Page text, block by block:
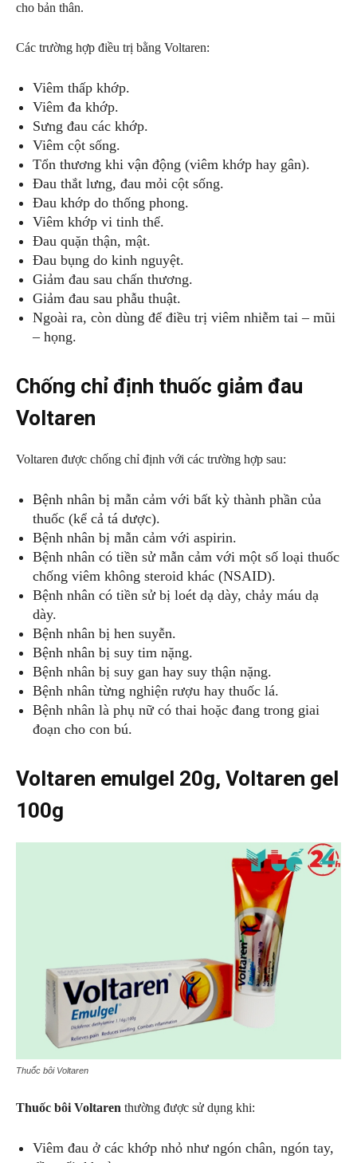
cho bản thân.
Các trường hợp điều trị bằng Voltaren:
Viêm thấp khớp.
Viêm đa khớp.
Sưng đau các khớp.
Viêm cột sống.
Tổn thương khi vận động (viêm khớp hay gân).
Đau thắt lưng, đau mỏi cột sống.
Đau khớp do thống phong.
Viêm khớp vi tinh thể.
Đau quặn thận, mật.
Đau bụng do kinh nguyệt.
Giảm đau sau chấn thương.
Giảm đau sau phẫu thuật.
Ngoài ra, còn dùng để điều trị viêm nhiễm tai – mũi
– họng.
Chống chỉ định thuốc giảm đau
Voltaren
Voltaren được chống chỉ định với các trường hợp sau:
Bệnh nhân bị mẫn cảm với bất kỳ thành phần của
thuốc (kể cả tá dược).
Bệnh nhân bị mẫn cảm với aspirin.
Bệnh nhân có tiền sử mẫn cảm với một số loại thuốc
chống viêm không steroid khác (NSAID).
Bệnh nhân có tiền sử bị loét dạ dày, chảy máu dạ
dày.
Bệnh nhân bị hen suyễn.
Bệnh nhân bị suy tim nặng.
Bệnh nhân bị suy gan hay suy thận nặng.
Bệnh nhân từng nghiện rượu hay thuốc lá.
Bệnh nhân là phụ nữ có thai hoặc đang trong giai
đoạn cho con bú.
Voltaren emulgel 20g, Voltaren gel
100g
Thuốc bôi Voltaren
Thuốc bôi Voltaren thường được sử dụng khi:
Viêm đau ở các khớp nhỏ như ngón chân, ngón tay,